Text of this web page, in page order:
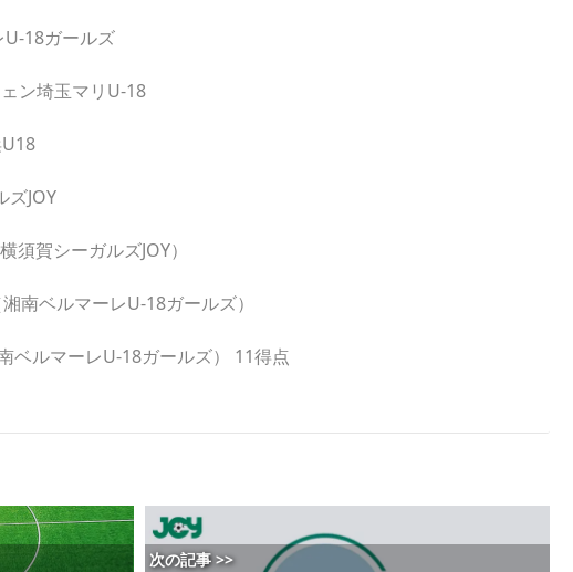
18ガールズ
ン埼玉マリU-18
ズJOY
賀シーガルズJOY）
ベルマーレU-18ガールズ）
ルマーレU-18ガールズ） 11得点
次の記事 >>